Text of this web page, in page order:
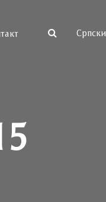
Српски